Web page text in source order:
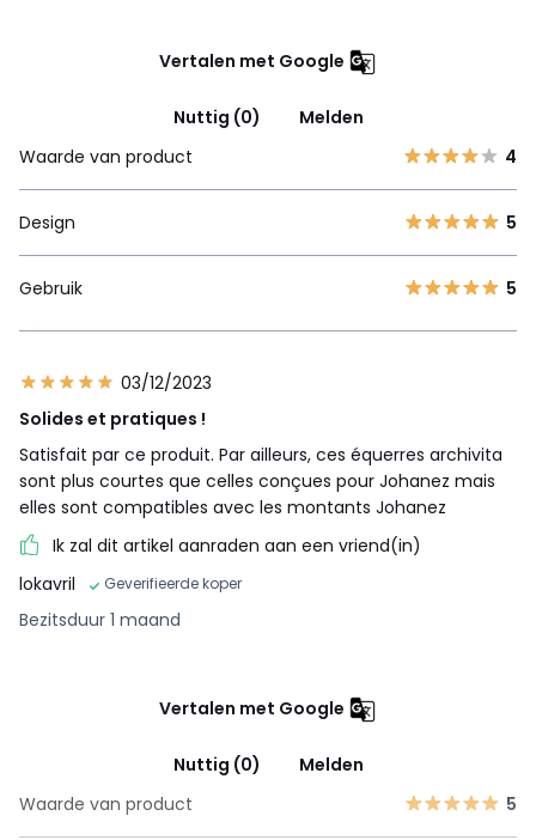
Vertalen met Google
Nuttig (0)
Melden
Waarde van product
4
Design 5
Gebruik 5
03/12/2023
Solides et pratiques !
Satisfait par ce produit. Par ailleurs, ces équerres archivita
sont plus courtes que celles conçues pour Johanez mais
elles sont compatibles avec les montants Johanez
Ik zal dit artikel aanraden aan een vriend(in)
lokavril
Geverifieerde koper
Bezitsduur 1 maand
Vertalen met Google
Nuttig (0)
Melden
Waarde van product
5